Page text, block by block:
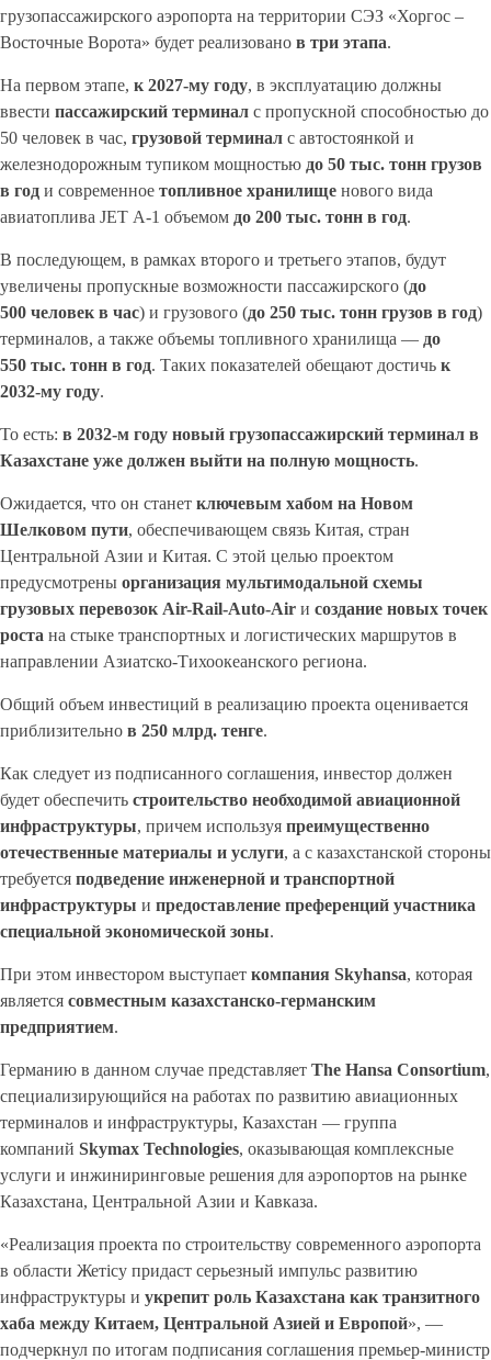
грузопассажирского аэропорта на территории СЭЗ «Хоргос –
Восточные Ворота» будет реализовано в три этапа.
На первом этапе, к 2027-му году, в эксплуатацию должны
ввести пассажирский терминал с пропускной способностью до
50 человек в час, грузовой терминал с автостоянкой и
железнодорожным тупиком мощностью до 50 тыс. тонн грузов
в год и современное топливное хранилище нового вида
авиатоплива JET A-1 объемом до 200 тыс. тонн в год.
В последующем, в рамках второго и третьего этапов, будут
увеличены пропускные возможности пассажирского (до
500 человек в час) и грузового (до 250 тыс. тонн грузов в год)
терминалов, а также объемы топливного хранилища — до
550 тыс. тонн в год. Таких показателей обещают достичь к
2032-му году.
То есть: в 2032-м году новый грузопассажирский терминал в
Казахстане уже должен выйти на полную мощность.
Ожидается, что он станет ключевым хабом на Новом
Шелковом пути, обеспечивающем связь Китая, стран
Центральной Азии и Китая. С этой целью проектом
предусмотрены организация мультимодальной схемы
грузовых перевозок Air-Rail-Auto-Air и создание новых точек
роста на стыке транспортных и логистических маршрутов в
направлении Азиатско-Тихоокеанского региона.
Общий объем инвестиций в реализацию проекта оценивается
приблизительно в 250 млрд. тенге.
Как следует из подписанного соглашения, инвестор должен
будет обеспечить строительство необходимой авиационной
инфраструктуры, причем используя преимущественно
отечественные материалы и услуги, а с казахстанской стороны
требуется подведение инженерной и транспортной
инфраструктуры и предоставление преференций участника
специальной экономической зоны.
При этом инвестором выступает компания Skyhansa, которая
является совместным казахстанско-германским
предприятием.
Германию в данном случае представляет The Hansa Consortium,
специализирующийся на работах по развитию авиационных
терминалов и инфраструктуры, Казахстан — группа
компаний Skymax Technologies, оказывающая комплексные
услуги и инжиниринговые решения для аэропортов на рынке
Казахстана, Центральной Азии и Кавказа.
«Реализация проекта по строительству современного аэропорта
в области Жетісу придаст серьезный импульс развитию
инфраструктуры и укрепит роль Казахстана как транзитного
хаба между Китаем, Центральной Азией и Европой», —
подчеркнул по итогам подписания соглашения премьер-министр